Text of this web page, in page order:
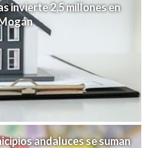
invierte 2,5 millones en
andaluces se suman